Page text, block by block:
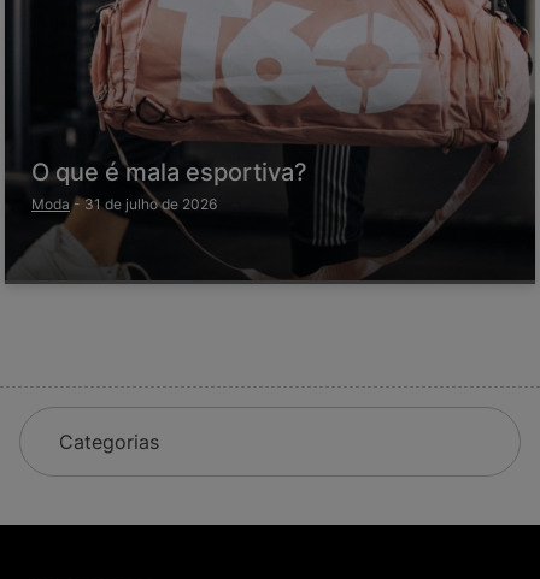
O que é mala esportiva?
Moda - 31 de julho de 2026
Categorias